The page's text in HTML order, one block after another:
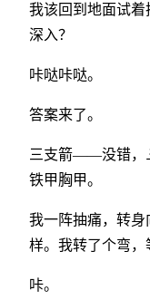
我该回到地面试
深入？
咔哒咔哒。
答案来了。
三支箭——没错，
铁甲胸甲。
我一阵抽痛，转
样。我转了个弯，
咔。